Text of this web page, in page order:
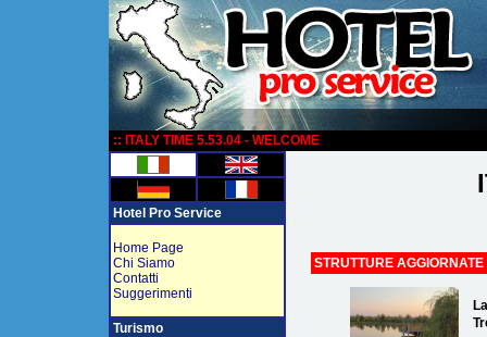
:: ITALY TIME 5.53.04 - WELCOME
Hotel Pro Service
Home Page
Chi Siamo
Contatti
Suggerimenti
Turismo
STRUTTURE